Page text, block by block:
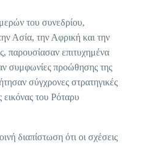
του συνεδρίου,
Ασία, την Αφρική και την
παρουσίασαν επιτυχημένα
συμφωνίες προώθησης της
σύγχρονες στρατηγικές
εικόνας του Ρόταρυ
διαπίστωση ότι οι σχέσεις